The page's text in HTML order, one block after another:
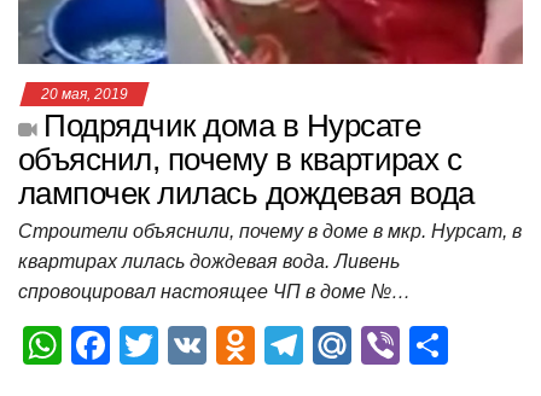
ki
ь
20 мая, 2019
Подрядчик дома в Нурсате
объяснил, почему в квартирах с
лампочек лилась дождевая вода
Строители объяснили, почему в доме в мкр. Нурсат, в
квартирах лилась дождевая вода. Ливень
спровоцировал настоящее ЧП в доме №…
W F
T
V
O
T
M Vi